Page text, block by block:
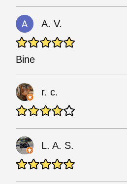
A. V.
Bine
r. c.
L. A. S.